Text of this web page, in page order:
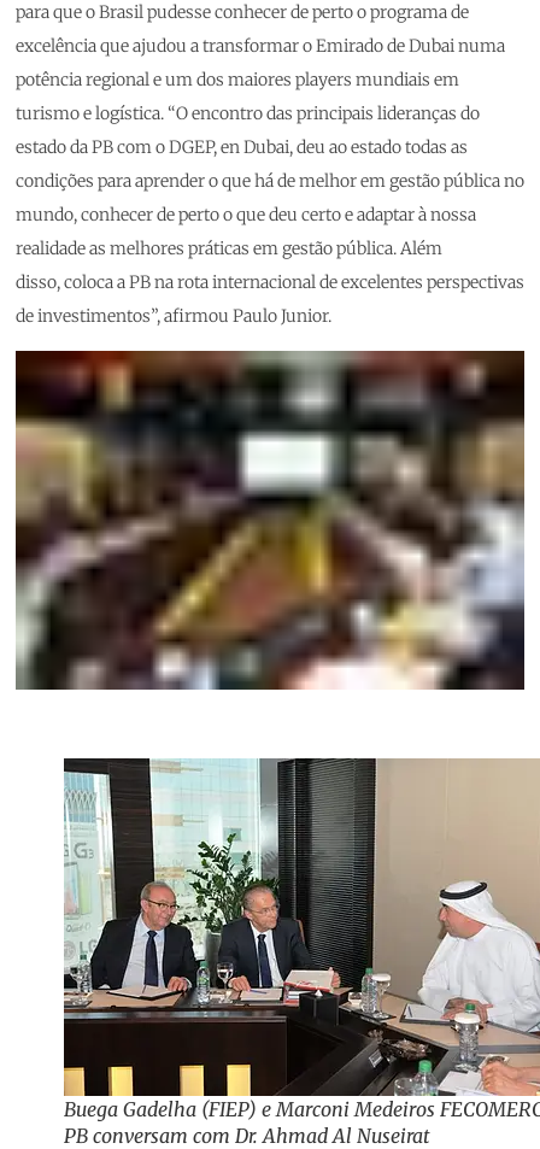
para que o Brasil pudesse conhecer de perto o programa de
excelência que ajudou a transformar o Emirado de Dubai numa
potência regional e um dos maiores players mundiais em
turismo e logística. “O encontro das principais lideranças do
estado da PB com o DGEP, en Dubai, deu ao estado todas as
condições para aprender o que há de melhor em gestão pública no
mundo, conhecer de perto o que deu certo e adaptar à nossa
realidade as melhores práticas em gestão pública. Além
disso, coloca a PB na rota internacional de excelentes perspectivas
de investimentos”, afirmou Paulo Junior.
Buega Gadelha (FIEP) e Marconi Medeiros
PB conversam com Dr. Ahmad Al Nuseirat